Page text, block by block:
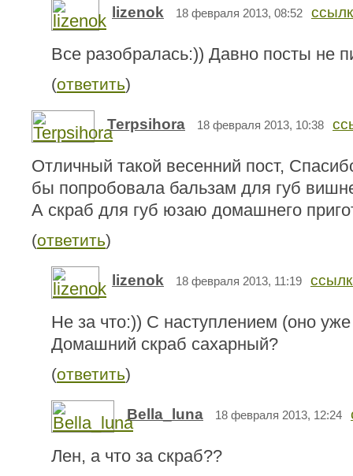
lizenok 18 февраля 2013, 08:52
Все разобралась:)) Давно посты не
(ответить)
Terpsihora 18 февраля 2013, 10:38
Отличный такой весенний пост,
бы попробовала бальзам для губ
А скраб для губ юзаю домашнего
(ответить)
lizenok 18 февраля 2013, 11:19
Не за что:)) С наступлением (оно уже
Домашний скраб сахарный?
(ответить)
Bella_luna 18 февраля 2013, 12:24
Лен, а что за скраб??